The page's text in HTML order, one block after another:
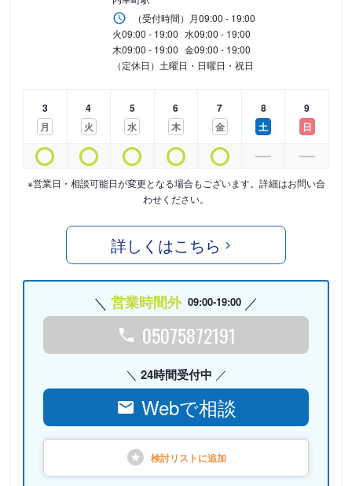
（受付時間） 月09:00 - 19:00
火09:00 - 19:00 水09:00 - 19:00
木09:00 - 19:00 金09:00 - 19:00
（定休日）土曜日・日曜日・祝日
3
月
4
火
5
水
6
木
7
金
8
土
9
日
※営業日・相談可能日が変更となる場合もございます。詳細はお問い合
わせください。
詳しくはこちら
営業時間外 09:00-19:00
05075872191
24時間受付中
Webで相談
検討リストに追加